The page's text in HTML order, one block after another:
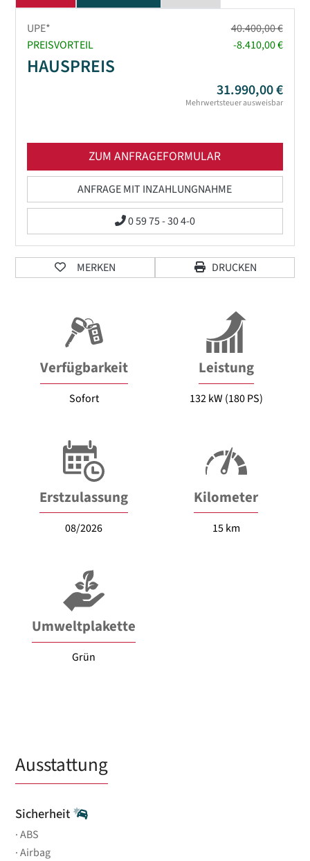
UPE*
40.400,00 €
PREISVORTEIL
-8.410,00 €
HAUSPREIS
31.990,00 €
Mehrwertsteuer ausweisbar
ZUM ANFRAGEFORMULAR
ANFRAGE MIT INZAHLUNGNAHME
0 59 75 - 30 4-0
MERKEN DRUCKEN
Verfügbarkeit
Sofort
Leistung
132 kW (180 PS)
Erstzulassung
08/2026
Kilometer
15 km
Umweltplakette
Grün
Ausstattung
Sicherheit
ABS
Airbag